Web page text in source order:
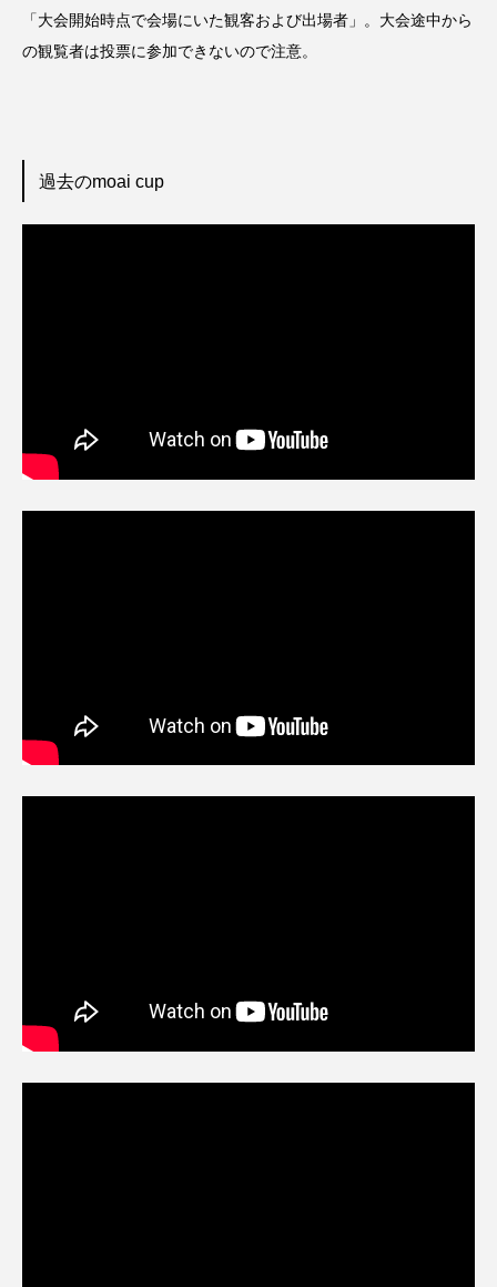
「大会開始時点で会場にいた観客および出場者」。大会途中から
の観覧者は投票に参加できないので注意。
過去のmoai cup